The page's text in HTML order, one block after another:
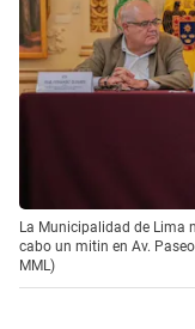
La Municipalidad de Lima
cabo un mitin en Av.
MML)